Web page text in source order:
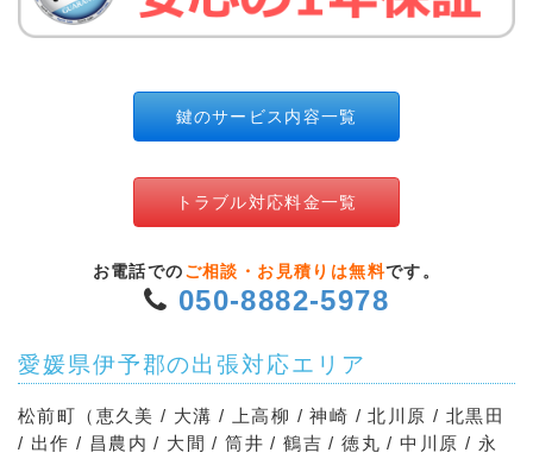
鍵のサービス内容一覧
トラブル対応料金一覧
お電話での ご相談・お見積りは無料です。
050-8882-5978
愛媛県伊予郡の出張対応エリア
松前町（恵久美 / 大溝 / 上高柳 / 神崎 / 北川原 / 北黒田
/ 出作 / 昌農内 / 大間 / 筒井 / 鶴吉 / 徳丸 / 中川原 / 永